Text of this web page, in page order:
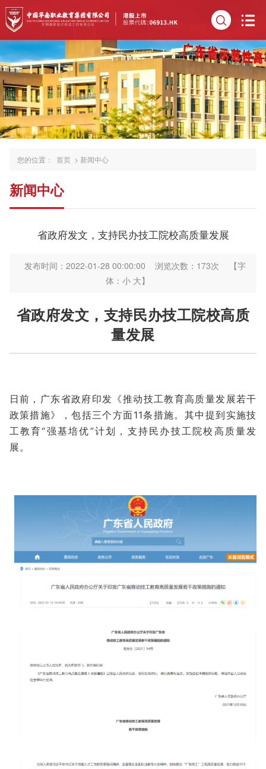
您的位置： 首页 > 新闻中心
新闻中心
省政府发文，支持民办技工院校高质量发展
发布时间：2022-01-28 00:00:00 浏览次数： 173次
【字
体： 小 大】
省政府发文，支持民办技工院校高质
量发展
日前，广东省政府印发《推动技工教育高质量发展若干
政策措施》，包括三个方面11条措施。其中提到实施技
工教育“强基培优”计划，支持民办技工院校高质量发
展。